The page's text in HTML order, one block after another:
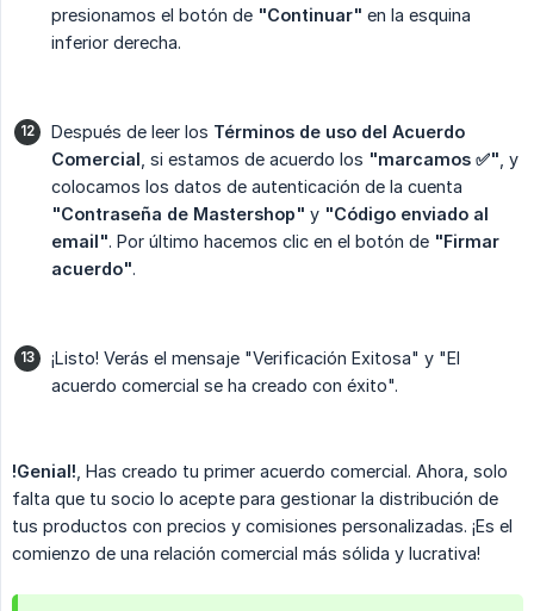
presionamos el botón de "Continuar" en la esquina
inferior derecha.
Después de leer los Términos de uso del Acuerdo
Comercial , si estamos de acuerdo los "marcamos ✅" , y
colocamos los datos de autenticación de la cuenta
"Contraseña de Mastershop" y "Código enviado al
email". Por último hacemos clic en el botón de "Firmar
acuerdo".
¡Listo! Verás el mensaje "Verificación Exitosa" y "El
acuerdo comercial se ha creado con éxito".
!Genial! , Has creado tu primer acuerdo comercial. Ahora, solo
falta que tu socio lo acepte para gestionar la distribución de
tus productos con precios y comisiones personalizadas. ¡Es el
comienzo de una relación comercial más sólida y lucrativa!